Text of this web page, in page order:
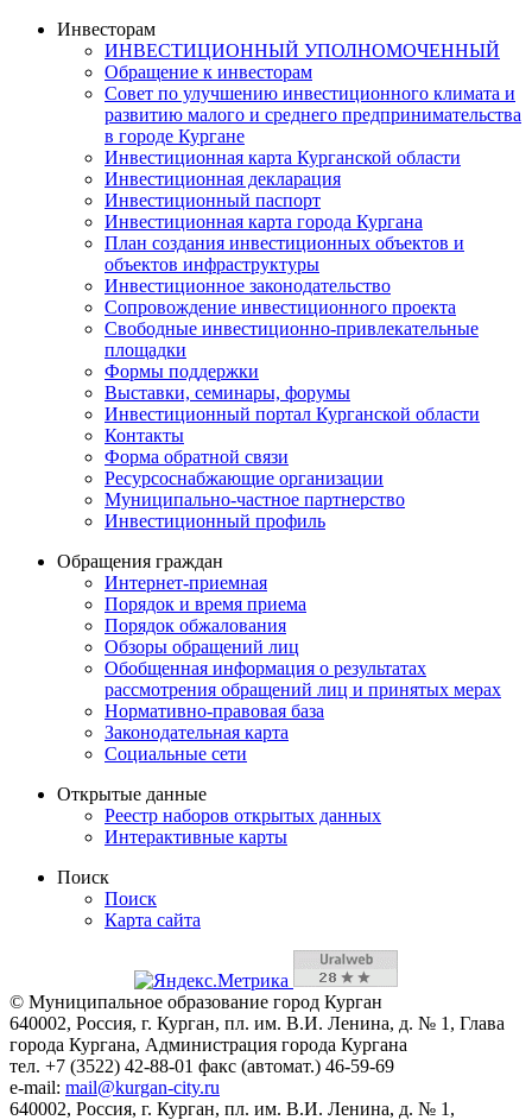
Инвесторам
ИНВЕСТИЦИОННЫЙ УПОЛНОМОЧЕННЫЙ
Обращение к инвесторам
Совет по улучшению инвестиционного климата и
развитию малого и среднего предпринимательства
в городе Кургане
Инвестиционная карта Курганской области
Инвестиционная декларация
Инвестиционный паспорт
Инвестиционная карта города Кургана
План создания инвестиционных объектов и
объектов инфраструктуры
Инвестиционное законодательство
Сопровождение инвестиционного проекта
Свободные инвестиционно-привлекательные
площадки
Формы поддержки
Выставки, семинары, форумы
Инвестиционный портал Курганской области
Контакты
Форма обратной связи
Ресурсоснабжающие организации
Муниципально-частное партнерство
Инвестиционный профиль
Обращения граждан
Интернет-приемная
Порядок и время приема
Порядок обжалования
Обзоры обращений лиц
Обобщенная информация о результатах
рассмотрения обращений лиц и принятых мерах
Нормативно-правовая база
Законодательная карта
Социальные сети
Открытые данные
Реестр наборов открытых данных
Интерактивные карты
Поиск
Поиск
Карта сайта
© Муниципальное образование город Курган
640002, Россия, г. Курган, пл. им. В.И. Ленина, д. № 1, Глава
города Кургана, Администрация города Кургана
тел. +7 (3522) 42-88-01 факс (автомат.) 46-59-69
e-mail: mail@kurgan-city.ru
640002, Россия, г. Курган, пл. им. В.И. Ленина, д. № 1,